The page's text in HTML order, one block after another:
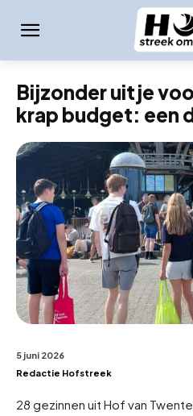
Bijzonder uitje
krap budget: een
5 juni 2026
Redactie Hofstreek
28 gezinnen uit Hof van